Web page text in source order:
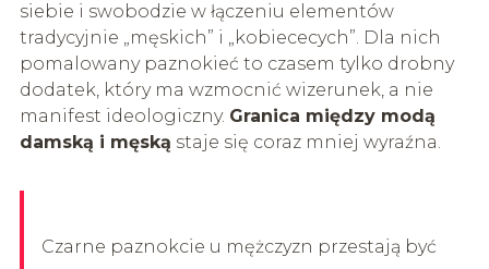
siebie i swobodzie w łączeniu elementów
tradycyjnie „męskich” i „kobiececych”. Dla nich
pomalowany paznokieć to czasem tylko drobny
dodatek, który ma wzmocnić wizerunek, a nie
manifest ideologiczny. Granica między modą
damską i męską staje się coraz mniej wyraźna.
Czarne paznokcie u mężczyzn przestają być